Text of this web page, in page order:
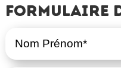
Formulaire